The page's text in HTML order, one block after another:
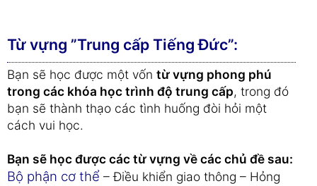
Từ vựng ”Trung cấp Tiếng Đức”:
Bạn sẽ học được một vốn từ vựng phong phú
trong các khóa học trình độ trung cấp, trong đó
bạn sẽ thành thạo các tình huống đòi hỏi một
cách vui học.
Bạn sẽ học được các từ vựng về các chủ đề sau:
Bộ phận cơ thể – Điều khiển giao thông – Hỏng